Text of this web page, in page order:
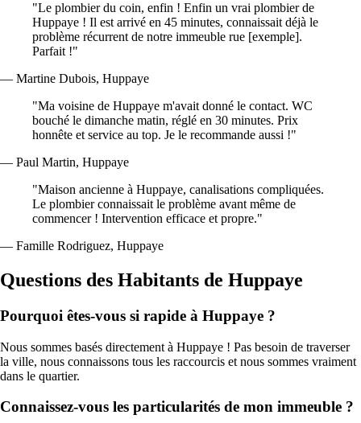
"Le plombier du coin, enfin ! Enfin un vrai plombier de
Huppaye ! Il est arrivé en 45 minutes, connaissait déjà le
problème récurrent de notre immeuble rue [exemple].
Parfait !"
— Martine Dubois, Huppaye
"Ma voisine de Huppaye m'avait donné le contact. WC
bouché le dimanche matin, réglé en 30 minutes. Prix
honnête et service au top. Je le recommande aussi !"
— Paul Martin, Huppaye
"Maison ancienne à Huppaye, canalisations compliquées.
Le plombier connaissait le problème avant même de
commencer ! Intervention efficace et propre."
— Famille Rodriguez, Huppaye
Questions des Habitants de Huppaye
Pourquoi êtes-vous si rapide à Huppaye ?
Nous sommes basés directement à Huppaye ! Pas besoin de traverser
la ville, nous connaissons tous les raccourcis et nous sommes vraiment
dans le quartier.
Connaissez-vous les particularités de mon immeuble ?